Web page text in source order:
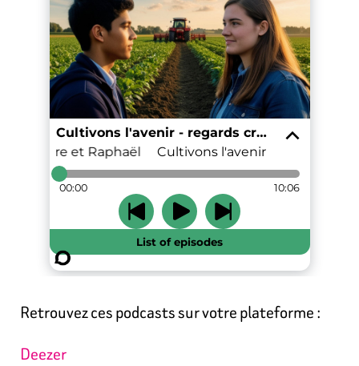
Retrouvez ces podcasts sur votre plateforme :
Deezer